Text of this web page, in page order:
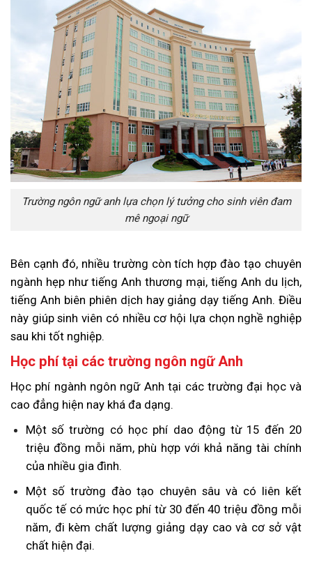
Trường ngôn ngữ anh lựa chọn lý tưởng cho sinh viên đam
mê ngoại ngữ
Bên cạnh đó, nhiều trường còn tích hợp đào tạo chuyên
ngành hẹp như tiếng Anh thương mại, tiếng Anh du lịch,
tiếng Anh biên phiên dịch hay giảng dạy tiếng Anh. Điều
này giúp sinh viên có nhiều cơ hội lựa chọn nghề nghiệp
sau khi tốt nghiệp.
Học phí tại các trường ngôn ngữ Anh
Học phí ngành ngôn ngữ Anh tại các trường đại học và
cao đẳng hiện nay khá đa dạng.
Một số trường có học phí dao động từ 15 đến 20
triệu đồng mỗi năm, phù hợp với khả năng tài chính
của nhiều gia đình.
Một số trường đào tạo chuyên sâu và có liên kết
quốc tế có mức học phí từ 30 đến 40 triệu đồng mỗi
năm, đi kèm chất lượng giảng dạy cao và cơ sở vật
chất hiện đại.